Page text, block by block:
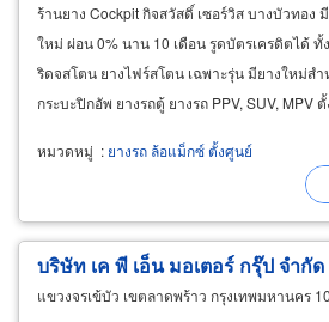
ร้านยาง Cockpit กิจสวัสดิ์ เซอร์วิส บางบัวทอง
ใหม่ ผ่อน 0% นาน 10 เดือน รูดบัตรเครดิตได้ ทั้
ริดจสโตน ยางไฟร์สโตน เฉพาะรุ่น มียางใหม่สำ
กระบะปิกอัพ ยางรถตู้ ยางรถ PPV, SUV, MPV
หมวดหมู่ : ยางรถ ล้อแม็กซ์ ตั้งศูนย์
บริษัท เค พี เอ็น มอเตอร์ กรุ๊ป จำกัด
แขวงจรเข้บัว เขตลาดพร้าว กรุงเทพมหานคร